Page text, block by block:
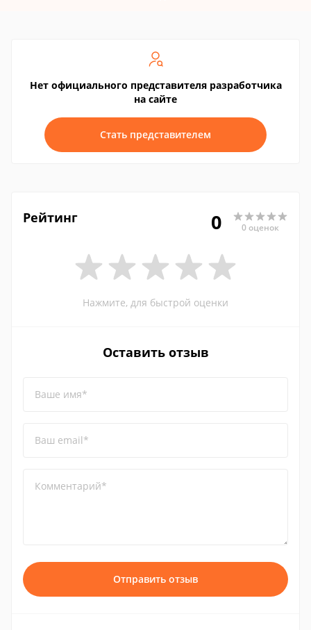
Нет официального представителя разработчика
на сайте
Стать представителем
Рейтинг 0 0 оценок
Нажмите, для быстрой оценки
Оставить отзыв
Ваше имя*
Ваш email*
Комментарий*
Отправить отзыв